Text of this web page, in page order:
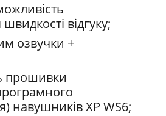
відгуку;
озвучки +
прошивки
навушників XP WS6;